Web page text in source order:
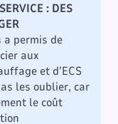
: DES
a permis de
aux
et d’ECS
les oublier, car
le coût